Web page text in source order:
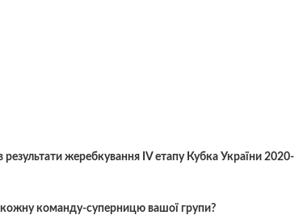
жеребкування IV етапу Кубка України 2020-
команду-суперницю вашої групи?